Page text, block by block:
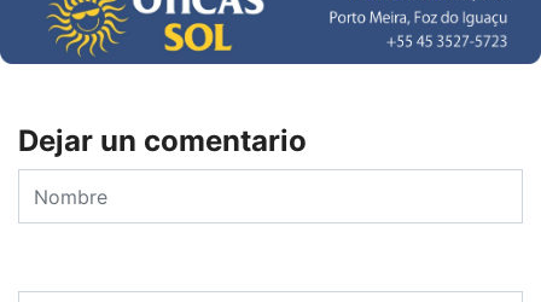
Dejar un comentario